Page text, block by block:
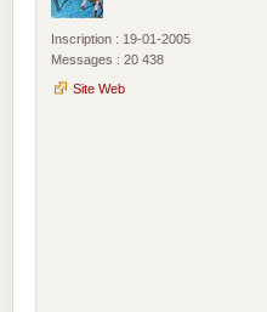
Inscription : 19-01-2005
Messages : 20 438
Site Web